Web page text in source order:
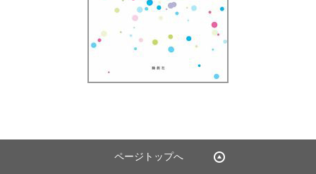
ページトップへ